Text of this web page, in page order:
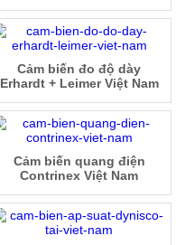
Cảm biến đo độ dày
Erhardt + Leimer Việt Nam
Cảm biến quang điện
Contrinex Việt Nam